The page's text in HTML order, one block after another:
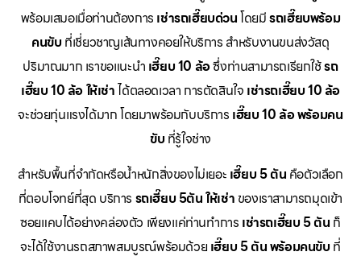
พร้อมเสมอเมื่อท่านต้องการ เช่ารถเฮี๊ยบด่วนโดยมีรถเฮี๊ยบพร้อม
คนขับ ที่เชี่ยวชาญเส้นทางคอยให้บริการ สำหรับงานขนส่งวัสดุ
ปริมาณมาก เราขอแนะนำ เฮี๊ยบ 10 ล้อซึ่งท่านสามารถเรียกใช้รถ
เฮี๊ยบ 10 ล้อ ให้เช่าได้ตลอดเวลา การตัดสินใจ เช่ารถเฮี๊ยบ 10 ล้อ
จะช่วยทุ่นแรงได้มาก โดยมาพร้อมกับบริการ เฮี๊ยบ 10 ล้อ พร้อมคน
ขับ ที่รู้ใจช่าง
สำหรับพื้นที่จำกัดหรือน้ำหนักสิ่งของไม่เยอะ เฮี๊ยบ 5 ตัน คือตัวเลือก
ที่ตอบโจทย์ที่สุด บริการ รถเฮี๊ยบ 5ตัน ให้เช่า ของเราสามารถมุดเข้า
ซอยแคบได้อย่างคล่องตัว เพียงแค่ท่านทำการ เช่ารถเฮี๊ยบ 5 ตัน ก็
จะได้ใช้งานรถสภาพสมบูรณ์พร้อมด้วย เฮี๊ยบ 5 ตัน พร้อมคนขับ ที่